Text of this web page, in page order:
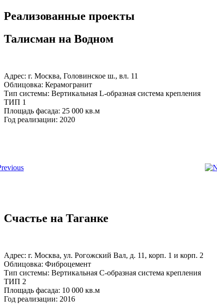
Реализованные проекты
Талисман на Водном
Адрес: г. Москва, Головинское ш., вл. 11
Облицовка: Керамогранит
Тип системы: Вертикальная L-образная система крепления
ТИП 1
Площадь фасада: 25 000 кв.м
Год реализации: 2020
Счастье на Таганке
Адрес: г. Москва, ул. Рогожский Вал, д. 11, корп. 1 и корп. 2
Облицовка: Фиброцемент
Тип системы: Вертикальная С-образная система крепления
ТИП 2
Площадь фасада: 10 000 кв.м
Год реализации: 2016